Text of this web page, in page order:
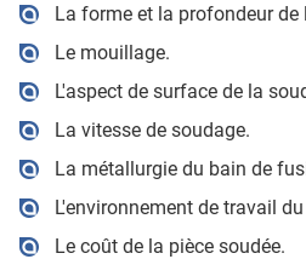
La forme et la profondeur de
Le mouillage.
L'aspect de surface de la
La vitesse de soudage.
La métallurgie du bain de
L'environnement de travail
Le coût de la pièce soudée.